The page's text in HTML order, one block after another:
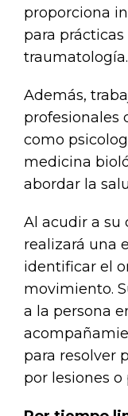
proporciona
para
traumatología.
Además,
profesionales
como
medicina
abordar la
Al acudir a su
realizará una
identificar el
movimiento.
a la persona
para resolver
por lesiones o